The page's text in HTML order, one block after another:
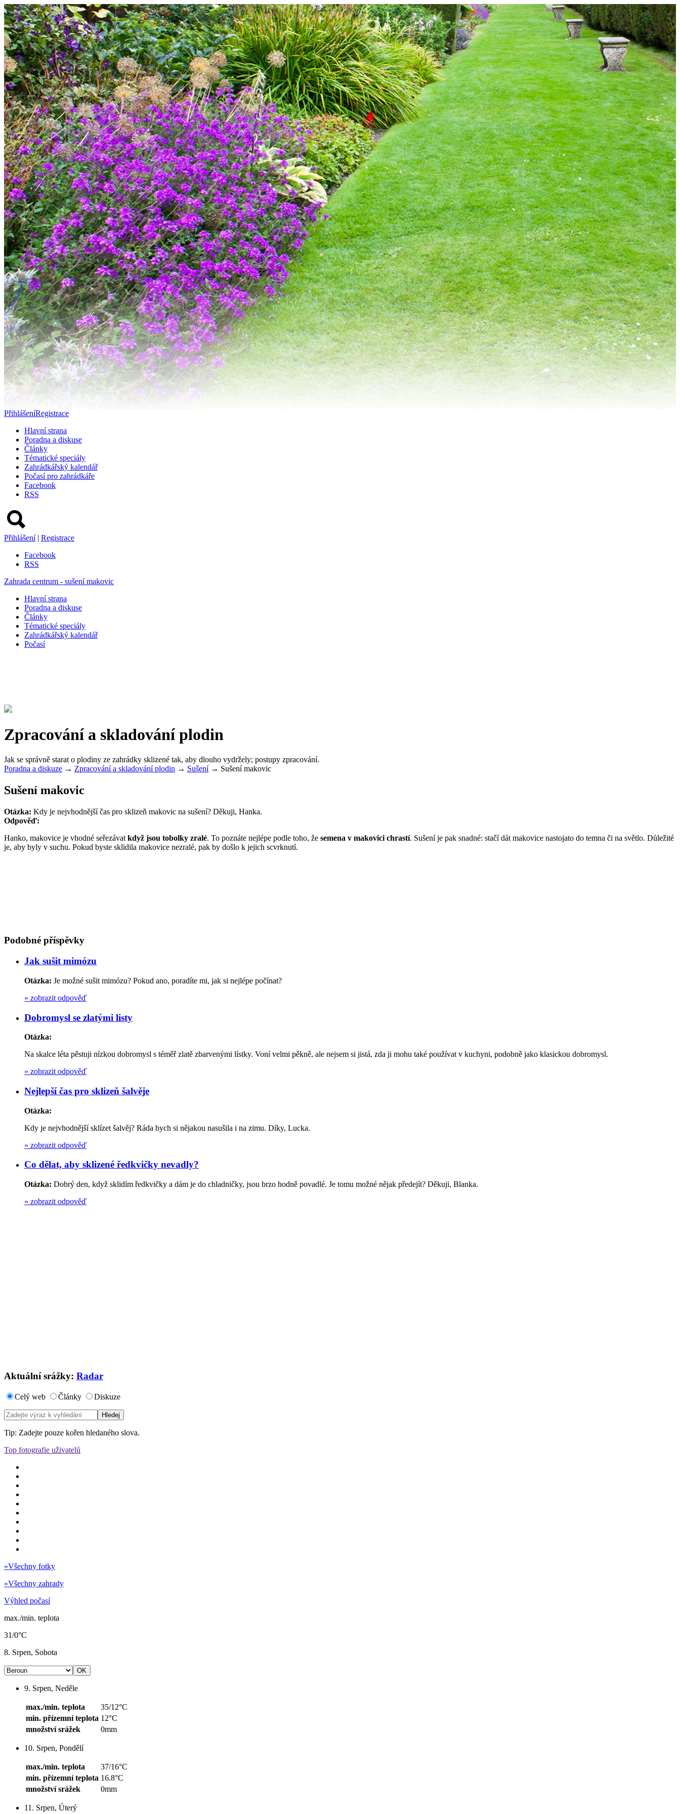
PřihlášeníRegistrace
Hlavní strana
Poradna a diskuse
Články
Tématické speciály
Zahrádkářský kalendář
Počasí pro zahrádkáře
Facebook
RSS
Přihlášení | Registrace
Facebook
RSS
Zahrada centrum - sušení makovic
Hlavní strana
Poradna a diskuse
Články
Tématické speciály
Zahrádkářský kalendář
Počasí
Zpracování a skladování plodin
Jak se správně starat o plodiny ze zahrádky sklizené tak, aby dlouho vydržely; postupy zpracování.
Poradna a diskuze → Zpracování a skladování plodin → Sušení→ Sušení makovic
Sušení makovic
Otázka: Kdy je nejvhodnější čas pro sklizeň makovic na sušení? Děkuji, Hanka.
Odpověď:
Hanko, makovice je vhodné seřezávat když jsou tobolky zralé. To poznáte nejlépe podle toho, že semena v makovici chrastí. Sušení je pak snadné: stačí dát makovice nastojato do temna či na světlo. Důležité
je, aby byly v suchu. Pokud byste sklidila makovice nezralé, pak by došlo k jejich scvrknutí.
Podobné příspěvky
Jak sušit mimózu
Otázka: Je možné sušit mimózu? Pokud ano, poradíte mi, jak si nejlépe počínat?
» zobrazit odpověď
Dobromysl se zlatými listy
Otázka:
Na skalce léta pěstuji nízkou dobromysl s téměř zlatě zbarvenými lístky. Voní velmi pěkně, ale nejsem si jistá, zda ji mohu také používat v kuchyni, podobně jako klasickou dobromysl.
» zobrazit odpověď
Nejlepší čas pro sklizeň šalvěje
Otázka:
Kdy je nejvhodnější sklízet šalvěj? Ráda bych si nějakou nasušila i na zimu. Díky, Lucka.
» zobrazit odpověď
Co dělat, aby sklizené ředkvičky nevadly?
Otázka: Dobrý den, když sklidím ředkvičky a dám je do chladničky, jsou brzo hodně povadlé. Je tomu možné nějak předejít? Děkuji, Blanka.
» zobrazit odpověď
Aktuální srážky: Radar
Celý web Články Diskuze
Tip: Zadejte pouze kořen hledaného slova.
Top fotografie uživatelů
»Všechny fotky
»Všechny zahrady
Výhled počasí
max./min. teplota
31/0°C
8. Srpen, Sobota
9. Srpen, Neděle
max./min. teplota
35/12°C
min. přízemní teplota 12°C
množství srážek
0mm
10. Srpen, Pondělí
max./min. teplota
37/16°C
min. přízemní teplota 16.8°C
množství srážek
0mm
11. Srpen, Úterý